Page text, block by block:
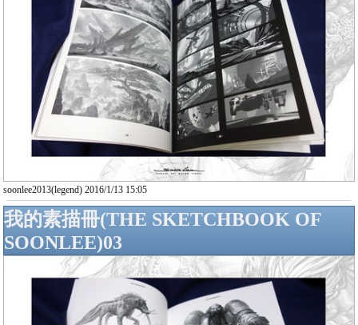
soonlee2013(legend) 2016/1/13 15:05
我的素描冊(THE SKETCHBOOK OF
SOONLEE)03